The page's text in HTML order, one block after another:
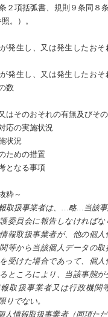
２項括弧書、規則９条同８
。）。
生し、又は発生したおそ
生し、又は発生したおそ
数
そのおそれの有無及びそ
の実施状況
状況
めの措置
なる事項
粋～
取扱事業者は、…略…当該事
委員会に報告しなければな
報取扱事業者が、他の個
等から当該個人データの
受けた場合であって、個
ところにより、当該事態
取扱事業者又は行政機関
りでない。
情報取扱事業者（同項ただ